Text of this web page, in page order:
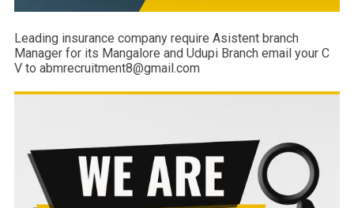
Leading insurance company require Asistent branch
Manager for its Mangalore and Udupi Branch email your C
V to abmrecruitment8@gmail.com